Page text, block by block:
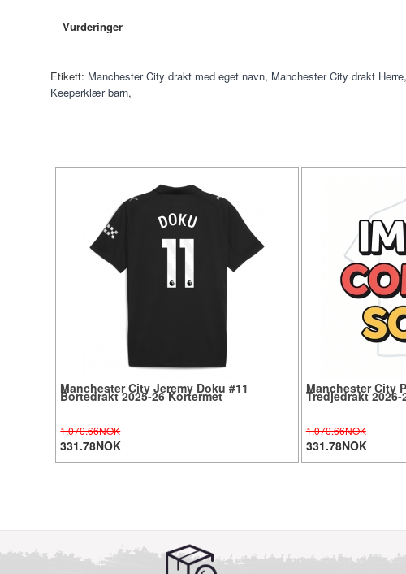
Vurderinger
Etikett: Manchester City drakt med eget navn, Manchester City drakt Herre,
Keeperklær barn,
Manchester City Jeremy Doku #11
Bortedrakt 2025-26 Kortermet
1.070.66NOK
331.78NOK
Manchester City
Tredjedrakt
1.070.66NOK
331.78NOK